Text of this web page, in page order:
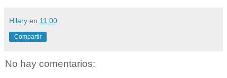
Hilary en 11:00
Compartir
No hay comentarios: